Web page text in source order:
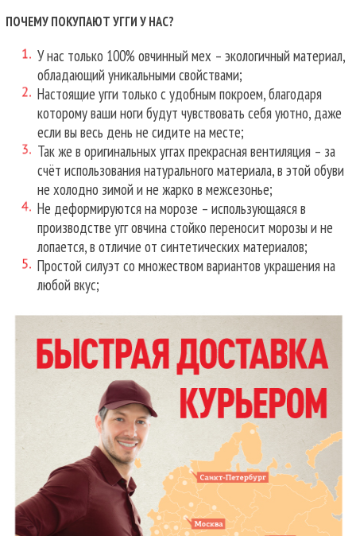
ПОЧЕМУ ПОКУПАЮТ УГГИ У НАС?
У нас только 100% овчинный мех – экологичный материал,
обладающий уникальными свойствами;
Настоящие угги только с удобным покроем, благодаря
которому ваши ноги будут чувствовать себя уютно, даже
если вы весь день не сидите на месте;
Так же в оригинальных уггах прекрасная вентиляция – за
счёт использования натурального материала, в этой обуви
не холодно зимой и не жарко в межсезонье;
Не деформируются на морозе – использующаяся в
производстве угг овчина стойко переносит морозы и не
лопается, в отличие от синтетических материалов;
Простой силуэт со множеством вариантов украшения на
любой вкус;